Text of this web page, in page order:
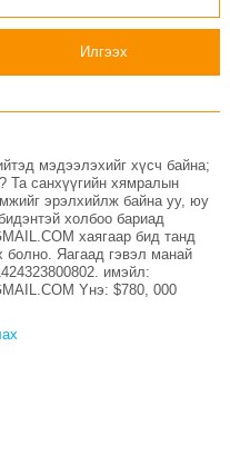
Илгээх
мэдээлэхийг хүсч байна;
Та санхүүгийн хямралын
эрэлхийлж байна уу, юу
холбоо бариад
хаягаар бид танд
болно. Яагаад гэвэл манай
имэйл:
Yнэ: $780, 000